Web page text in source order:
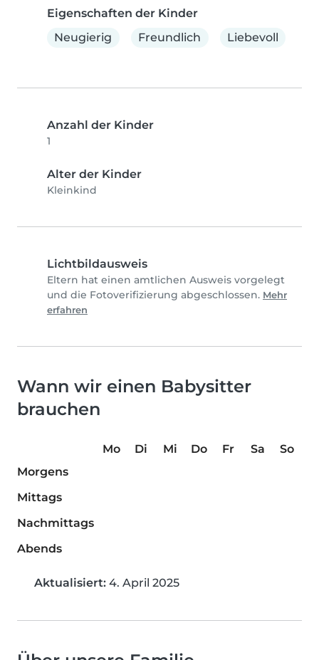
Eigenschaften der Kinder
Neugierig
Freundlich Liebevoll
Anzahl der Kinder
1
Alter der Kinder
Kleinkind
Lichtbildausweis
Eltern hat einen amtlichen Ausweis vorgelegt
und die Fotoverifizierung abgeschlossen. Mehr
erfahren
Wann wir einen Babysitter
brauchen
Mo Di Mi Do Fr Sa
So
Morgens
Mittags
Nachmittags
Abends
Aktualisiert: 4. April 2025